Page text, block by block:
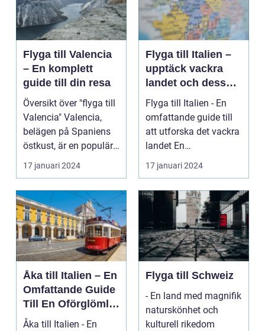
Flyga till Valencia
– En komplett
guide till din resa
Översikt över "flyga till
Valencia" Valencia,
belägen på Spaniens
östkust, är en populär
destinatio...
17 januari 2024
Flyga till Italien –
upptäck vackra
landet och dess
mångfald
Flyga till Italien - En
omfattande guide till
att utforska det vackra
landet En
övergripande, grun...
17 januari 2024
Åka till Italien – En
Omfattande Guide
Till En Oförglömlig
Upplevelse
Åka till Italien - En
Flyga till Schweiz
- En land med magnifik
naturskönhet och
kulturell rikedom